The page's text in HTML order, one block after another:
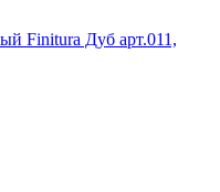
Finitura Дуб арт.011,